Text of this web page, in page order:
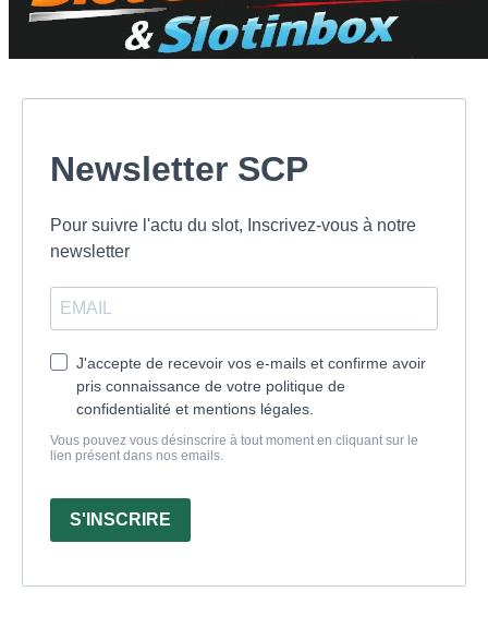
Newsletter SCP
Pour suivre l'actu du slot, Inscrivez-vous à notre
newsletter
J'accepte de recevoir vos e-mails et confirme avoir
pris connaissance de votre politique de
confidentialité et mentions légales.
Vous pouvez vous désinscrire à tout moment en cliquant sur le
lien présent dans nos emails.
S'INSCRIRE